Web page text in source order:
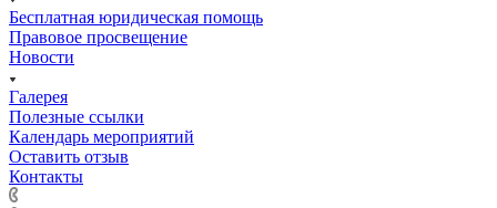
Бесплатная юридическая помощь
Правовое просвещение
Новости
Галерея
Полезные ссылки
Календарь мероприятий
Оставить отзыв
Контакты